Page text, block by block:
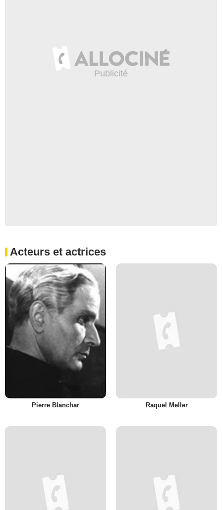
Acteurs et actrices
Pierre Blanchar Raquel Meller